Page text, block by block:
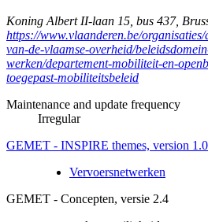
Koning Albert II-laan 15, bus 437,
https://www.vlaanderen.be/
van-de-vlaamse-overheid/
werken/departement-mobiliteit-en-
toegepast-mobiliteitsbeleid
Maintenance and update frequency
Irregular
GEMET - INSPIRE themes, version 1.0
Vervoersnetwerken
GEMET - Concepten, versie 2.4